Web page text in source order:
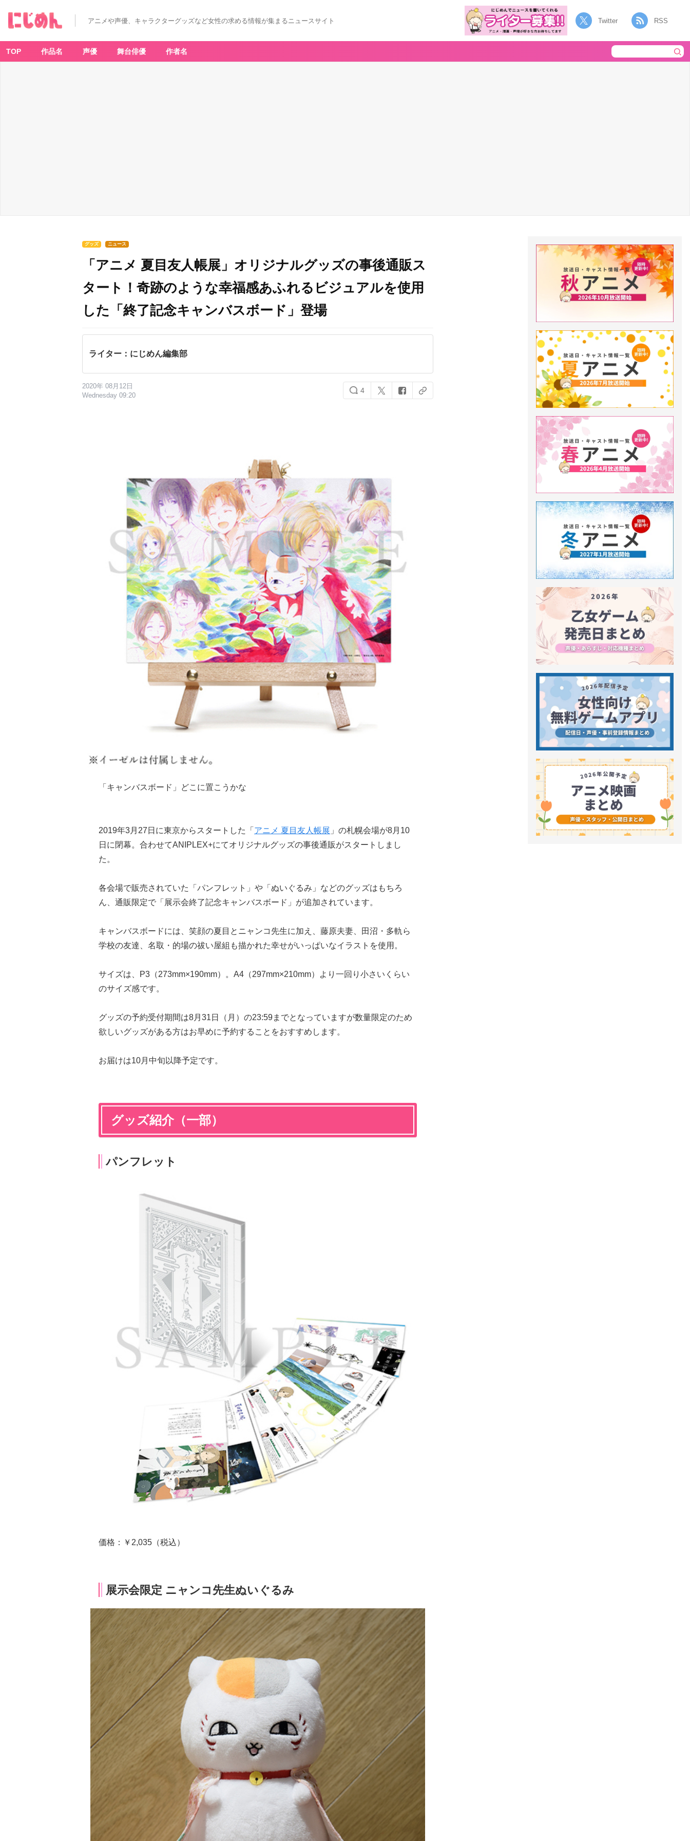
アニメや声優、キャラクターグッズなど女性の求める情報が集まるニュースサイト Twitter RSS
TOP 作品名 声優 舞台俳優 作者名
グッズ ニュース
「アニメ 夏目友人帳展」オリジナルグッズの事後通販ス
タート！奇跡のような幸福感あふれるビジュアルを使用
した「終了記念キャンバスボード」登場
ライター：にじめん編集部
2020年 08月12日
Wednesday 09:20
4
「キャンバスボード」どこに置こうかな
2019年3月27日に東京からスタートした「 アニメ 夏目友人帳展 」の札幌会場が8月10
日に閉幕。合わせてANIPLEX+にてオリジナルグッズの事後通販がスタートしまし
た。
各会場で販売されていた「パンフレット」や「ぬいぐるみ」などのグッズはもちろ
ん、通販限定で「展示会終了記念キャンバスボード」が追加されています。
キャンバスボードには、笑顔の夏目とニャンコ先生に加え、藤原夫妻、田沼・多軌ら
学校の友達、名取・的場の祓い屋組も描かれた幸せがいっぱいなイラストを使用。
サイズは、P3（273mm×190mm）。A4（297mm×210mm）より一回り小さいくらい
のサイズ感です。
グッズの予約受付期間は8月31日（月）の23:59までとなっていますが数量限定のため
欲しいグッズがある方はお早めに予約することをおすすめします。
お届けは10月中旬以降予定です。
グッズ紹介（一部）
パンフレット
価格：￥2,035（税込）
展示会限定 ニャンコ先生ぬいぐるみ